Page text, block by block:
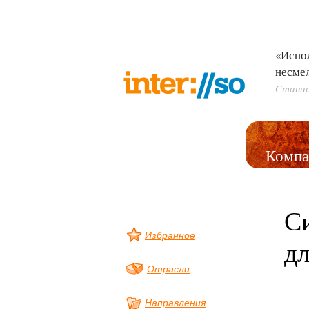
Избранное
Отрасли
Направления